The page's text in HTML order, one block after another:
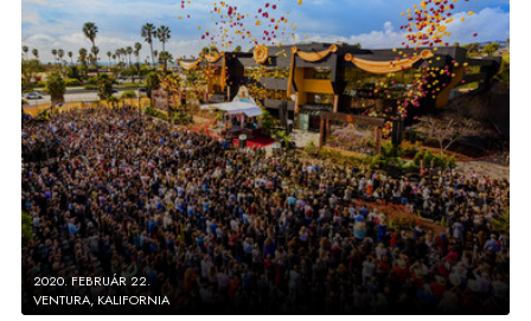
2020. FEBRUÁR 22.
VENTURA, KALIFORNIA